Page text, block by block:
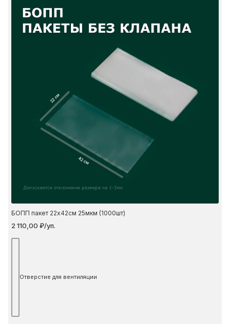
22 см
42 см
БОПП пакет 22х42см 25мкм (1000шт)
2 110,00 ₽/уп.
Отверстие для вентиляции